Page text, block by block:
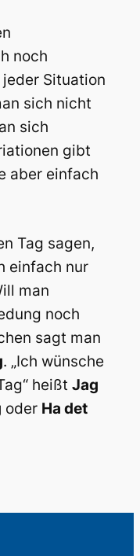
noch
Situation
sich nicht
sich
gibt
aber einfach
Tag sagen,
einfach nur
man
noch
sagt man
. „Ich wünsche
heißt Jag
oder Ha det